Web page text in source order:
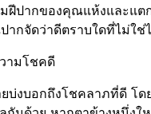
ฝีปากของคุณแห้งและแ
ากจัดว่าดีตราบใดที่ไม่ใช่
ามโชคดี
บ่งบอกถึงโชคลาภที่ดี โ